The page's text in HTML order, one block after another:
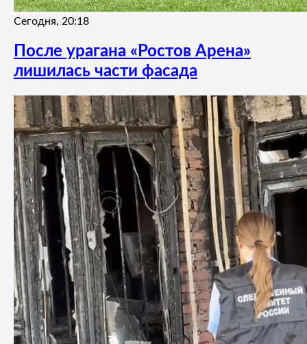
Сегодня, 20:18
После урагана «Ростов Арена»
лишилась части фасада